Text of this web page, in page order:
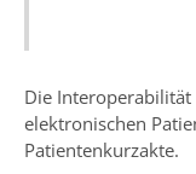
Die
elektronischen
Patientenkurzakte.